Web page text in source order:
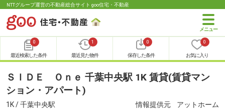
NTTグループ運営の不動産総合サイト goo住宅・不動産
0
最近検索した条件
1
最近見た物件
0
保存した条件
0
お気に入り
ＳＩＤＥ Ｏｎｅ 千葉中央駅 1K 賃貸(賃貸マン
ション・アパート)
1K / 千葉中央駅 情報提供元 アットホーム